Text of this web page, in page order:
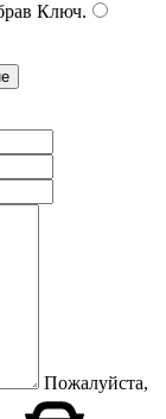
Ключ.
Пожалуйста,